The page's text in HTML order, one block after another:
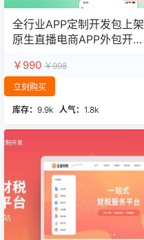
全行业APP定制开发包上架
原生直播电商APP外包开发
￥990 ￥998
立刻购买
库存： 9.9k 人气： 1.8k